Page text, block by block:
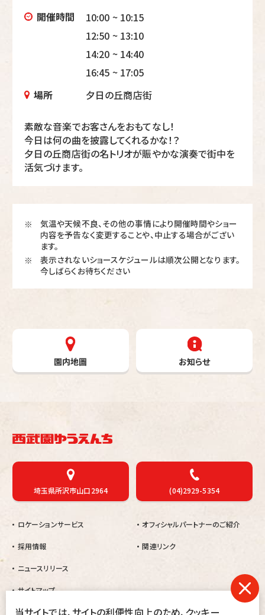
開催時間
10:00 ~ 10:15
12:50 ~ 13:10
14:20 ~ 14:40
16:45 ~ 17:05
場所
夕日の丘商店街
素敵な音楽でお客さんをおもてなし！
今日は何の曲を披露してくれるかな！？
夕日の丘商店街の名トリオが賑やかな演奏で街中を
活気づけます。
※
気温や天候不良、その他の事情により開催時間やショー
内容を予告なく変更することや、中止する場合がござい
ます。
※
表示されないショースケジュールは順次公開となります。
今しばらくお待ちください
園内地圖 お知らせ
当サイトでは、サイトの利便性向上のため、クッキー
埼玉県所沢市山口2964 (04)2929-5354
ロケーションサービス
採用情報
ニュースリリース
サイトマップ
オフィシャルパートナーのご紹介
関連リンク